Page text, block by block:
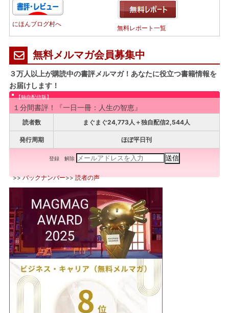
にほんブログ村へ
無料レポート一覧
無料メルマガ会員募集中
３万人以上が購読中の書評メルマガ！あなたに役立つ書籍情報を
お届けします！
【独自配信版】
１分間書評！『一日一冊：人生の智恵』
読者数 まぐまぐ24,773人＋独自配信2,544人
発行周期 ほぼ平日刊
登録 解除
>>バックナンバー>>読者の声